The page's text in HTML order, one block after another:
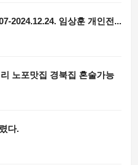
2024.12.24. 임상훈 개인전...
노포맛집 경북집 혼술가능
다.